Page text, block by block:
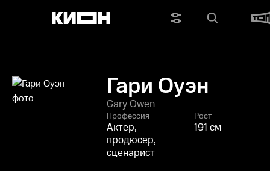
Гари Оуэн
Gary Owen
Профессия
Актер,
продюсер,
сценарист
Рост
191 см